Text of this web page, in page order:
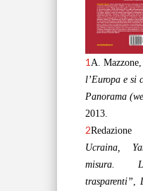
1 A. Mazzone,
l’Europa e si
Panorama
2013.
2
Ucraina,
misura.
trasparenti”